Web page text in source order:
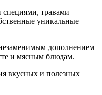
травами
уникальные
дополнением
и мясным блюдам.
вкусных и полезных